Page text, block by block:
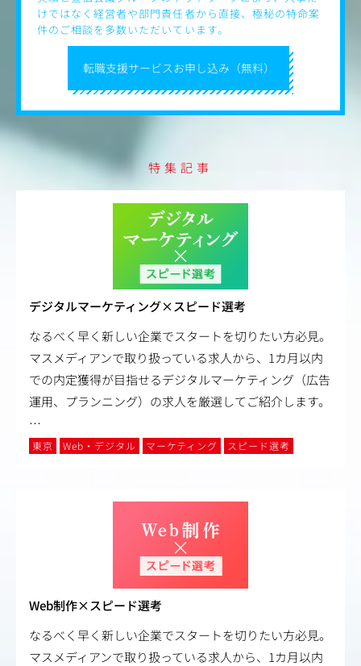
転職支援サービスお申し込み（無料）
けではなく経営者や部門責任者から直接、極秘の特命案
件のご相談を多数いただいています。
特集記事
デジタルマーケティング×スピード選考
なるべく早く新しい企業でスタートを切りたい方必見。
マスメディアンで取り扱っている求人から、1カ月以内
での内定獲得が目指せるデジタルマーケティング（広告
運用、プランニング）の求人を厳選してご紹介します。
…
東京 Web・デジタル マーケティング スピード選考
Web制作×スピード選考
なるべく早く新しい企業でスタートを切りたい方必見。
マスメディアンで取り扱っている求人から、1カ月以内